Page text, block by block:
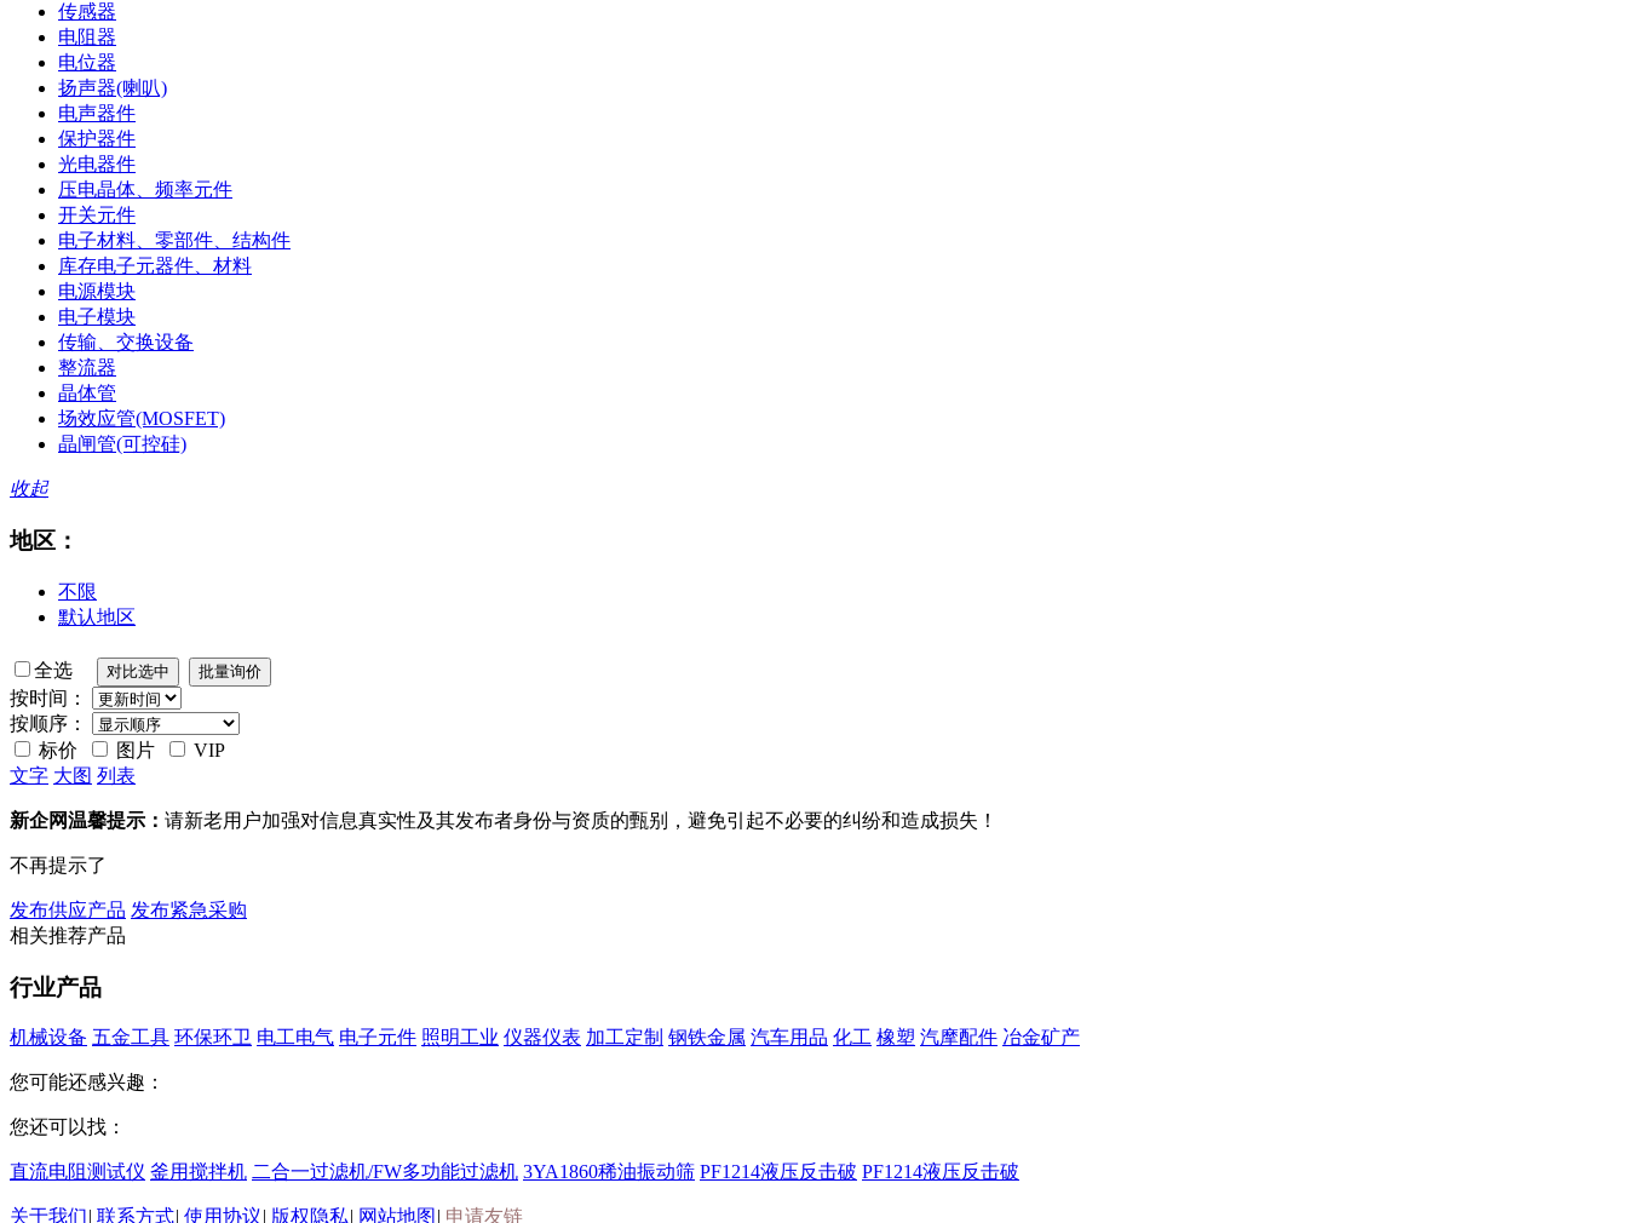
传感器
电阻器
电位器
扬声器(喇叭)
电声器件
保护器件
光电器件
压电晶体、频率元件
开关元件
电子材料、零部件、结构件
库存电子元器件、材料
电源模块
电子模块
传输、交换设备
整流器
晶体管
场效应管(MOSFET)
晶闸管(可控硅)
收起
地区：
不限
默认地区
全选
按时间：
按顺序：
标价
图片
VIP
文字 大图 列表
新企网温馨提示： 请新老用户加强对信息真实性及其发布者身份与资质的甄别，避免引起不必要的纠纷和造成损失！
不再提示了
发布供应产品 发布紧急采购
相关推荐产品
行业产品
机械设备 五金工具 环保环卫 电工电气 电子元件 照明工业 仪器仪表 加工定制 钢铁金属 汽车用品 化工 橡塑 汽摩配件 冶金矿产
您可能还感兴趣：
您还可以找：
直流电阻测试仪 釜用搅拌机 二合一过滤机/FW多功能过滤机 3YA1860稀油振动筛 PF1214液压反击破 PF1214液压反击破
关于我们| 联系方式| 使用协议| 版权隐私| 网站地图 | 申请友链